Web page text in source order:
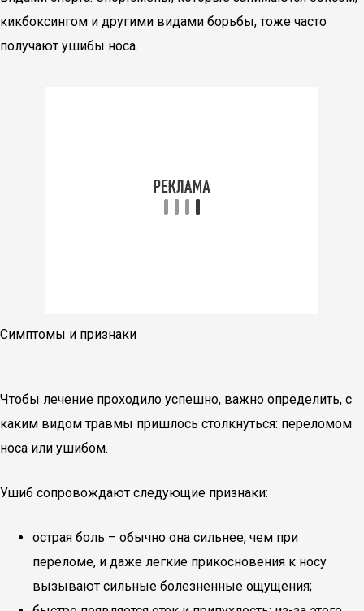
кикбоксингом и другими видами борьбы, тоже часто
получают ушибы носа.
Симптомы и признаки
Чтобы лечение проходило успешно, важно определить, с
каким видом травмы пришлось столкнуться: переломом
носа или ушибом.
Ушиб сопровождают следующие признаки:
острая боль – обычно она сильнее, чем при
переломе, и даже легкие прикосновения к носу
вызывают сильные болезненные ощущения;